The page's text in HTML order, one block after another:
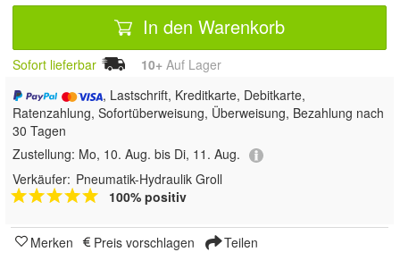
In den Warenkorb
Sofort lieferbar 10+ Auf Lager
, Lastschrift, Kreditkarte, Debitkarte,
Ratenzahlung, Sofortüberweisung, Überweisung, Bezahlung nach
30 Tagen
Zustellung: Mo, 10. Aug. bis Di, 11. Aug.
Verkäufer: Pneumatik-Hydraulik Groll
100% positiv
Merken Preis vorschlagen Teilen